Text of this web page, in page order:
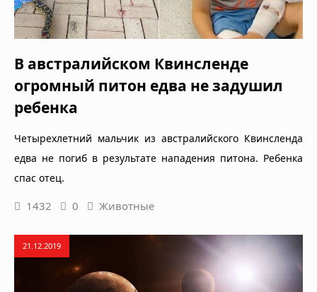
В австралийском Квинсленде
огромный питон едва не задушил
ребенка
Четырехлетний мальчик из австралийского Квинсленда
едва не погиб в результате нападения питона. Ребенка
спас отец.
1432 0 Животные
21.12.2019